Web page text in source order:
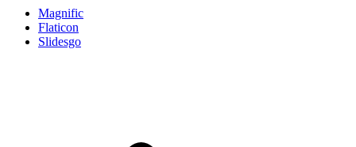
Magnific
Flaticon
Slidesgo